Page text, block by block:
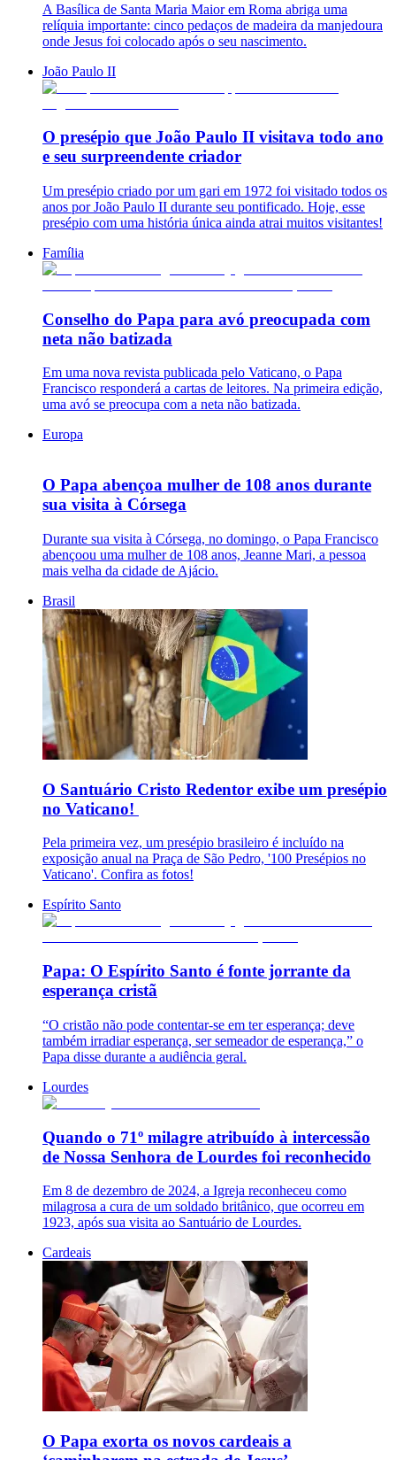
A Basílica de Santa Maria Maior em Roma abriga uma
relíquia importante: cinco pedaços de madeira da manjedoura
onde Jesus foi colocado após o seu nascimento.
João Paulo II
O presépio que João Paulo II visitava todo ano
e seu surpreendente criador
Um presépio criado por um gari em 1972 foi visitado todos os
anos por João Paulo II durante seu pontificado. Hoje, esse
presépio com uma história única ainda atrai muitos visitantes!
Família
Conselho do Papa para avó preocupada com
neta não batizada
Em uma nova revista publicada pelo Vaticano, o Papa
Francisco responderá a cartas de leitores. Na primeira edição,
uma avó se preocupa com a neta não batizada.
Europa
O Papa abençoa mulher de 108 anos durante
sua visita à Córsega
Durante sua visita à Córsega, no domingo, o Papa Francisco
abençoou uma mulher de 108 anos, Jeanne Mari, a pessoa
mais velha da cidade de Ajácio.
Brasil
O Santuário Cristo Redentor exibe um presépio
no Vaticano!
Pela primeira vez, um presépio brasileiro é incluído na
exposição anual na Praça de São Pedro, '100 Presépios no
Vaticano'. Confira as fotos!
Espírito Santo
Papa: O Espírito Santo é fonte jorrante da
esperança cristã
“O cristão não pode contentar-se em ter esperança; deve
também irradiar esperança, ser semeador de esperança,” o
Papa disse durante a audiência geral.
Lourdes
Quando o 71º milagre atribuído à intercessão
de Nossa Senhora de Lourdes foi reconhecido
Em 8 de dezembro de 2024, a Igreja reconheceu como
milagrosa a cura de um soldado britânico, que ocorreu em
1923, após sua visita ao Santuário de Lourdes.
Cardeais
O Papa exorta os novos cardeais a